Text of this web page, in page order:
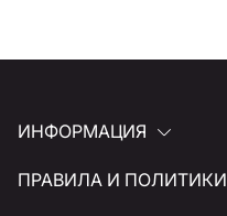
ИНФОРМАЦИЯ
ПРАВИЛА И ПОЛИТИКИ